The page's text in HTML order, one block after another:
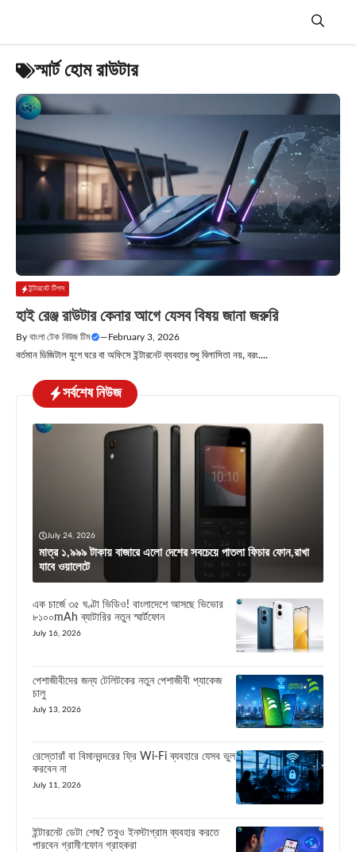
Menu
স্মার্ট হোম রাউটার
ইন্টারনেট টিপস
হাই রেঞ্জ রাউটার কেনার আগে যেসব বিষয় জানা জরুরি
By বাংলা টেক নিউজ টিম —February 3, 2026
বর্তমান ডিজিটাল যুগে ঘরে বা অফিসে ইন্টারনেট ব্যবহার শুধু বিলাসিতা নয়, বরং....
সর্বশেষ নিউজ
July 24, 2026
মাত্র ১,৯৯৯ টাকায় বাজারে এলো দেশের সবচেয়ে পাতলা ফিচার ফোন,রাখা
যাবে ওয়ালেটে
এক চার্জে ৩৫ ঘণ্টা ভিডিও! বাংলাদেশে আসছে ভিভোর
৮১০০mAh ব্যাটারির নতুন স্মার্টফোন
July 16, 2026
পেশাজীবীদের জন্য টেলিটকের নতুন পেশাজীবী প্যাকেজ
চালু
July 13, 2026
রেস্তোরাঁ বা বিমানবন্দরের ফ্রি Wi-Fi ব্যবহারে যেসব ভুল
করবেন না
July 11, 2026
ইন্টারনেট ডেটা শেষ? তবুও ইনস্টাগ্রাম ব্যবহার করতে
পারবেন গ্রামীণফোন গ্রাহকরা